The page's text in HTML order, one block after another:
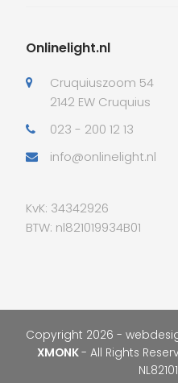
Onlinelight.nl
Cruquiuszoom 54
2142 EW Cruquius
023 - 200 12 13
info@onlinelight.nl
KvK: 34342926
BTW: nl821019934B01
Copyright 2026 -
XMONK- All Rights